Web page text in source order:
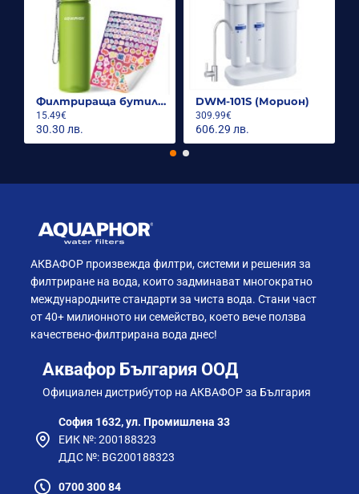
Филтрираща бутилка City 500ml.
15.49€
30.30 лв.
DWM-101S (Морион)
309.99€
606.29 лв.
АКВАФОР произвежда филтри, системи и решения за
филтриране на вода, които задминават многократно
международните стандарти за чиста вода. Стани част
от 40+ милионното ни семейство, което вече ползва
качествено-филтрирана вода днес!
Аквафор България ООД
Официален дистрибутор на АКВАФОР за България
София 1632, ул. Промишлена 33
ЕИК №: 200188323
ДДС №: BG200188323
0700 300 84